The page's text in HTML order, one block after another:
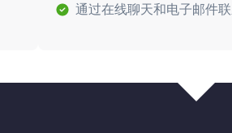
通过在线聊天和电子邮件